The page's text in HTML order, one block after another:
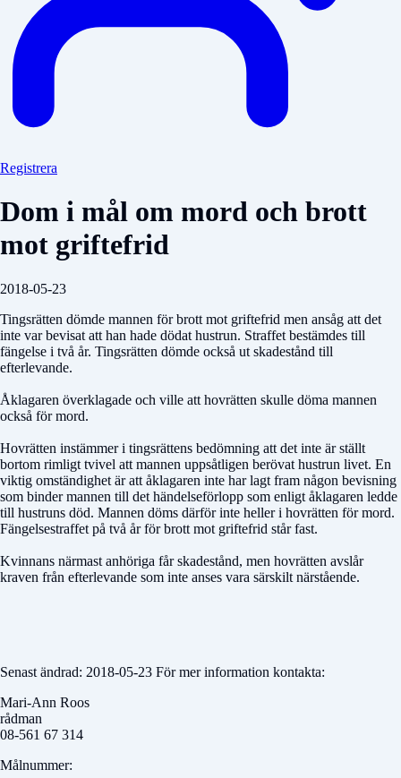
Registrera
Dom i mål om mord och brott
mot griftefrid
2018-05-23
Tingsrätten dömde mannen för brott mot griftefrid men ansåg att det
inte var bevisat att han hade dödat hustrun. Straffet bestämdes till
fängelse i två år. Tingsrätten dömde också ut skadestånd till
efterlevande.
Åklagaren överklagade och ville att hovrätten skulle döma mannen
också för mord.
Hovrätten instämmer i tingsrättens bedömning att det inte är ställt
bortom rimligt tvivel att mannen uppsåtligen berövat hustrun livet. En
viktig omständighet är att åklagaren inte har lagt fram någon bevisning
som binder mannen till det händelseförlopp som enligt åklagaren ledde
till hustruns död. Mannen döms därför inte heller i hovrätten för mord.
Fängelsestraffet på två år för brott mot griftefrid står fast.
Kvinnans närmast anhöriga får skadestånd, men hovrätten avslår
kraven från efterlevande som inte anses vara särskilt närstående.
Senast ändrad: 2018-05-23 För mer information kontakta:
Mari-Ann Roos
rådman
08-561 67 314
Målnummer: